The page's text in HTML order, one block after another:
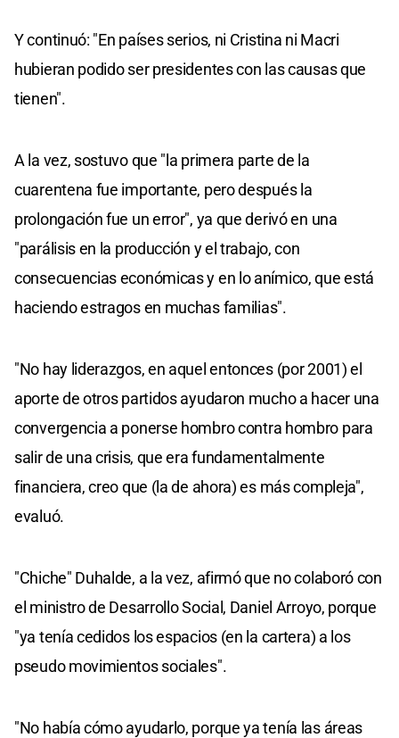
Y continuó: "En países serios, ni Cristina ni Macri
hubieran podido ser presidentes con las causas que
tienen".
A la vez, sostuvo que "la primera parte de la
cuarentena fue importante, pero después la
prolongación fue un error", ya que derivó en una
"parálisis en la producción y el trabajo, con
consecuencias económicas y en lo anímico, que está
haciendo estragos en muchas familias".
"No hay liderazgos, en aquel entonces (por 2001) el
aporte de otros partidos ayudaron mucho a hacer una
convergencia a ponerse hombro contra hombro para
salir de una crisis, que era fundamentalmente
financiera, creo que (la de ahora) es más compleja",
evaluó.
"Chiche" Duhalde, a la vez, afirmó que no colaboró con
el ministro de Desarrollo Social, Daniel Arroyo, porque
"ya tenía cedidos los espacios (en la cartera) a los
pseudo movimientos sociales".
"No había cómo ayudarlo, porque ya tenía las áreas